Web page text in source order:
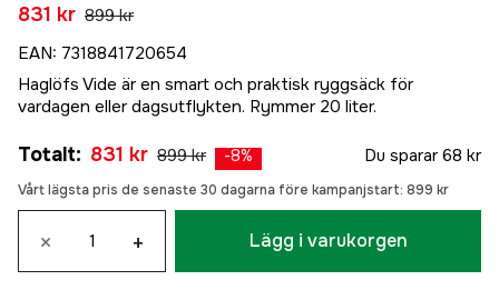
831 kr 899 kr
EAN: 7318841720654
Haglöfs Vide är en smart och praktisk ryggsäck för
vardagen eller dagsutflykten. Rymmer 20 liter.
Totalt: 831 kr 899 kr -8% Du sparar 68 kr
Vårt lägsta pris de senaste 30 dagarna före kampanjstart: 899 kr
× + Lägg i varukorgen